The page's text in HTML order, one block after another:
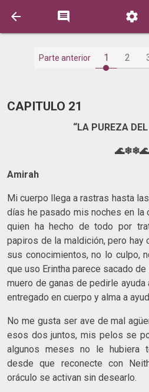
  
Parte anterior 1 2
CAPITULO 21
“LA PUREZA
🌊❄❄🌊
Amirah
Mi cuerpo llega a rastras hasta
días he pasado mis noches en
quien ha hecho de todo por
papiros de la maldición, pero hay
sus conocimientos, no lo culpo,
que uso Erintha parece sacado
muero de ganas de pedirle
entregado en cuerpo y alma a
No me gusta ser ave de mal
esos dos juntos, mis pelos se
algunos meses no le hubiera
desde que reconecte con
oráculo se activan sin desearlo.